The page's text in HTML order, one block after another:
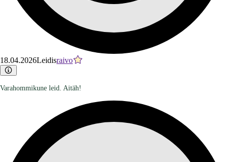
18.04.2026Leidisraivo
Varahommikune leid. Aitäh!